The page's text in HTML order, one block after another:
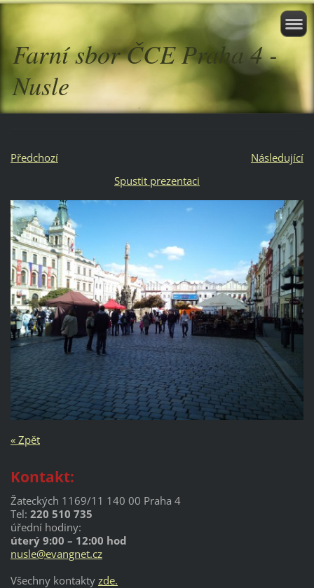
Farní sbor ČCE Praha 4 -
Nusle
Předchozí
Následující
Spustit prezentaci
« Zpět
Kontakt:
Žateckých 1169/11 140 00 Praha 4
Tel: 220 510 735
úřední hodiny:
úterý 9:00 – 12:00 hod
nusle@evangnet.cz
Všechny kontakty zde.